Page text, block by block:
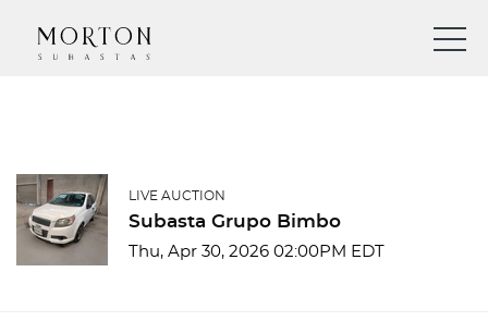
LIVE AUCTION
Subasta Grupo Bimbo
Thu, Apr 30, 2026 02:00PM EDT